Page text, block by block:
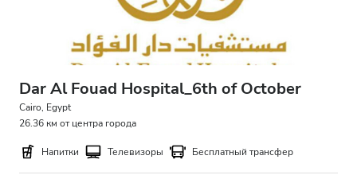
Dar Al Fouad Hospital_6th of October
Cairo, Egypt
26.36 км от центра города
Напитки Телевизоры Бесплатный трансфер